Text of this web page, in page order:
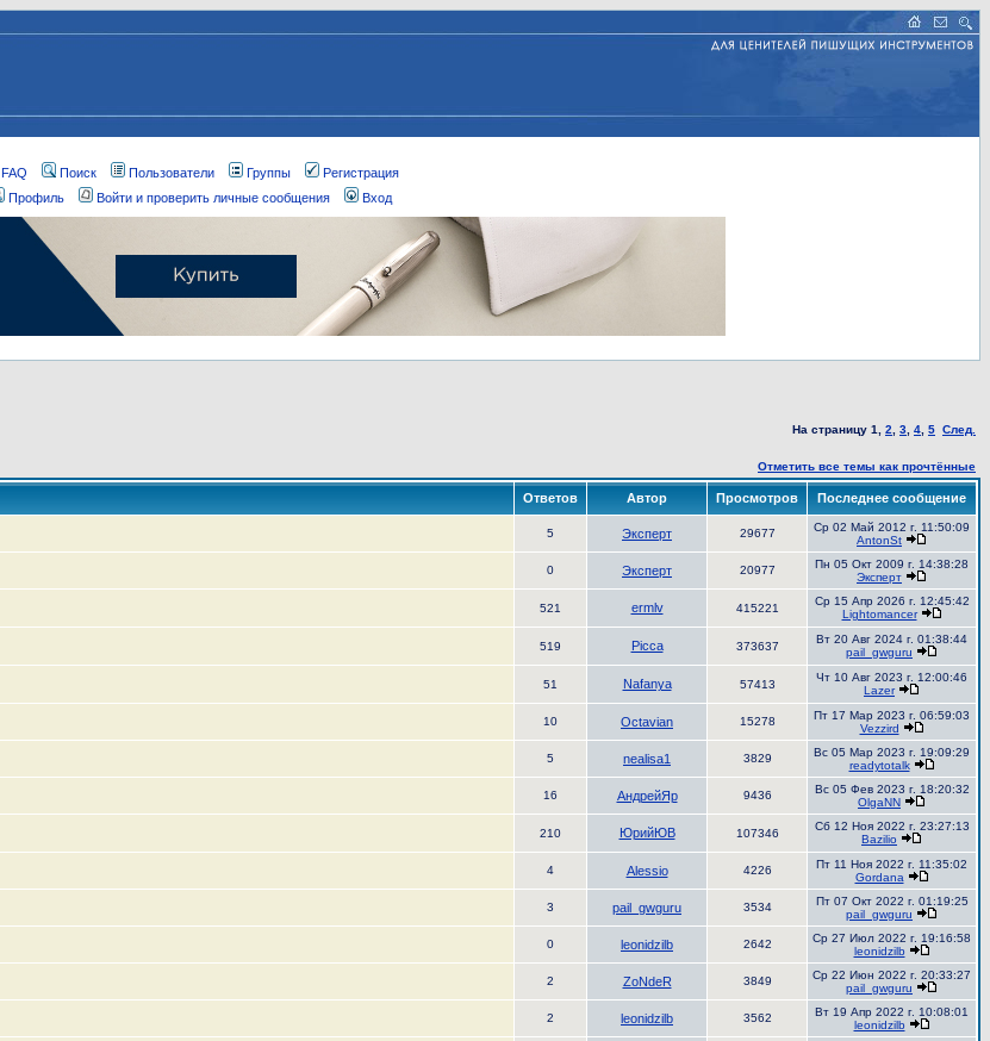
FAQ Поиск Пользователи Группы
Регистрация
Профиль
Войти и проверить личные сообщения Вход
На страницу 1 2 3 4 5 След.
Отметить все темы как прочтённые
Ответов Автор Просмотров Последнее сообщение
5 Эксперт 29677
Ср 02 Май 2012 г. 11:50:09
AntonSt
0 Эксперт 20977
Пн 05 Окт 2009 г. 14:38:28
Эксперт
521 ermlv 415221
Ср 15 Апр 2026 г. 12:45:42
Lightomancer
519 Picca 373637
Вт 20 Авг 2024 г. 01:38:44
pail_gwguru
51 Nafanya 57413
Чт 10 Авг 2023 г. 12:00:46
Lazer
10 Octavian 15278
Пт 17 Мар 2023 г. 06:59:03
Vezzird
5 nealisa1 3829
Вс 05 Мар 2023 г. 19:09:29
readytotalk
16 АндрейЯр 9436
Вс 05 Фев 2023 г. 18:20:32
OlgaNN
210 ЮрийЮВ 107346
Сб 12 Ноя 2022 г. 23:27:13
Bazilio
4 Alessio 4226
Пт 11 Ноя 2022 г. 11:35:02
Gordana
3 pail_gwguru 3534
Пт 07 Окт 2022 г. 01:19:25
pail_gwguru
0 leonidzilb 2642
Ср 27 Июл 2022 г. 19:16:58
leonidzilb
2 ZoNdeR 3849
Ср 22 Июн 2022 г. 20:33:27
pail_gwguru
2 leonidzilb 3562
Вт 19 Апр 2022 г. 10:08:01
leonidzilb